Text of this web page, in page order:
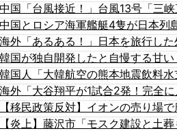
中国とロシア海軍艦艇4隻が日本列
海外「大谷翔平が1試合2発！完全
【移民政策反対】イオンの売り場
【炎上】藤沢市「モスク建設と土